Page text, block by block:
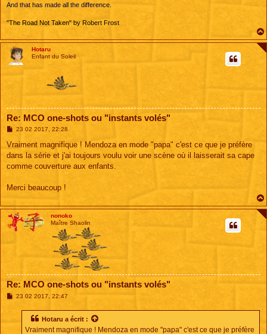
And that has made all the difference.
"The Road Not Taken" by Robert Frost
Hotaru
Enfant du Soleil
Re: MCO one-shots ou "instants volés"
M
s
a
g
23 02 2017, 22:28
Vraiment magnifique ! Mendoza en mode "papa" c'est ce que je préfère
dans la série et j'ai toujours voulu voir une scène où il laisserait sa cape
comme couverture aux enfants.
Merci beaucoup !
nonoko
Maître Shaolin
Re: MCO one-shots ou "instants volés"
M23 02 2017, 22:47
Hotaru a écrit :
Vraiment magnifique ! Mendoza en mode "papa" c'est ce que je préfère